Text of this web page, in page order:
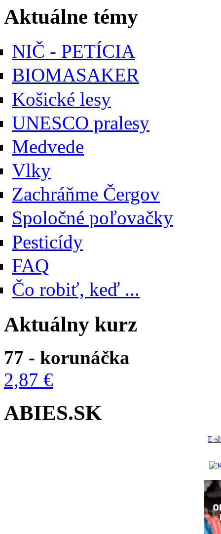
Aktuálne témy
NIČ - PETÍCIA
BIOMASAKER
Košické lesy
UNESCO pralesy
Medvede
Vlky
Zachráňme Čergov
Spoločné poľovačky
Pesticídy
FAQ
Čo robiť, keď ...
Aktuálny kurz
77 - korunáčka
2,87 €
ABIES.SK
E-